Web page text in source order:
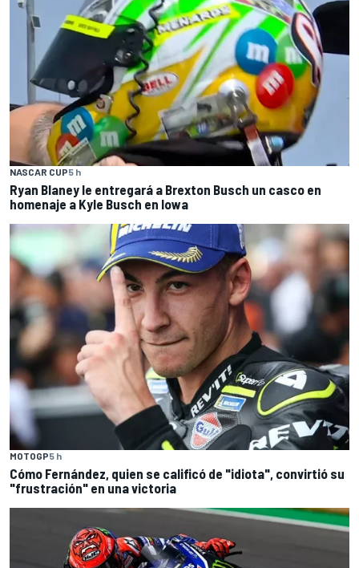
NASCAR CUP5 h
Ryan Blaney le entregará a Brexton Busch un casco en
homenaje a Kyle Busch en Iowa
MOTOGP5 h
Cómo Fernández, quien se calificó de "idiota", convirtió su
"frustración" en una victoria